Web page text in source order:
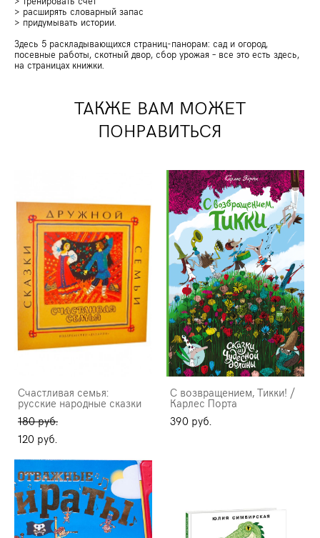
> расширять словарный запас
> придумывать истории.
Здесь 5 раскладывающихся страниц-панорам: сад и огород,
посевные работы, скотный двор, сбор урожая – все это есть здесь,
на страницах книжки.
ТАКЖЕ ВАМ МОЖЕТ
ПОНРАВИТЬСЯ
Счастливая семья:
русские народные сказки
180 pуб.
120 pуб.
С возвращением, Тикки! /
Карлес Порта
390 pуб.